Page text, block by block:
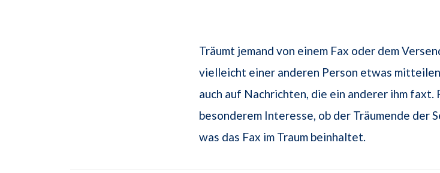
Träumt jemand von einem Fax oder dem
vielleicht einer anderen Person etwas
auch auf Nachrichten, die ein anderer ihm faxt.
besonderem Interesse, ob der Träumende der
was das Fax im Traum beinhaltet.